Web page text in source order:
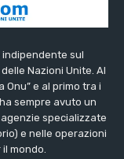
indipendente sul
Nazioni Unite. Al
e al primo tra i
sempre avuto un
specializzate
e nelle operazioni
mondo.